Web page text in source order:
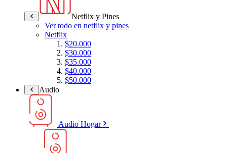
Netflix y Pines
Ver todo en netflix y pines
Netflix
$20.000
$30.000
$35.000
$40.000
$50.000
Audio
Audio Hogar